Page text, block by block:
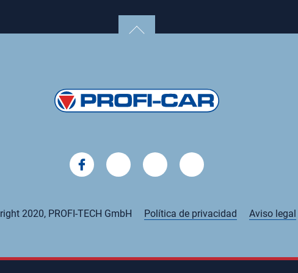
2020, PROFI-TECH GmbH Política de privacidad Aviso legal